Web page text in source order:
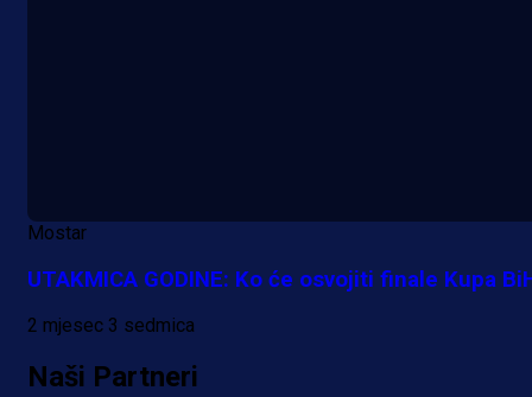
Mostar
UTAKMICA GODINE: Ko će osvojiti finale Kupa
2 mjesec 3 sedmica
Naši Partneri